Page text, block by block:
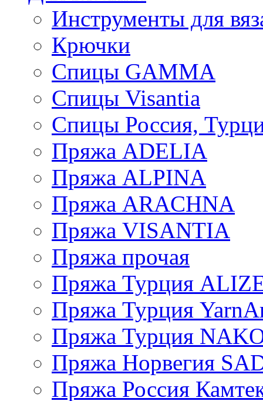
Инструменты для
Крючки
Спицы GAMMA
Спицы Visantia
Спицы Россия,
Пряжа ADELIA
Пряжа ALPINA
Пряжа ARACHNA
Пряжа VISANTIA
Пряжа прочая
Пряжа Турция
Пряжа Турция
Пряжа Турция
Пряжа Норвегия
Пряжа Россия